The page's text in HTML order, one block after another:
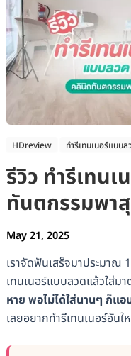
HDreview ทำรีเทนเนอร์แบบล
รีวิว ทำรีเทน
ทันตกรรมพา
May 21, 2025
เราจัดฟันเสร็จมาประมาณ
เทนเนอร์แบบลวดแล้วใส่ม
หาย พอไม่ได้ใส่นานๆ ก็แ
เลยอยากทำรีเทนเนอร์อันใ